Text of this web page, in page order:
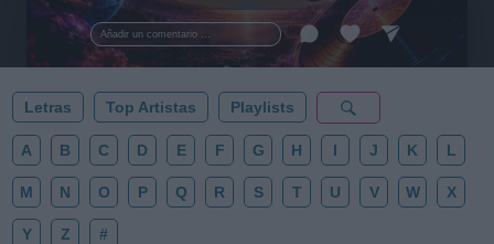
Añadir un comentario ...
al firmamento y siente la gravedad cero. 💾 ¡Guarda
esta colección para tu próxima noche estrellada!
✨⭐
Letras Top Artistas Playlists
A B C D E F G H I J K L
M N O P Q R S T U V W X
Y Z #